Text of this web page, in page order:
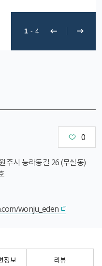
1 - 4
0
주시 능라동길 26 (무실동)
wonju_eden
정보 리뷰